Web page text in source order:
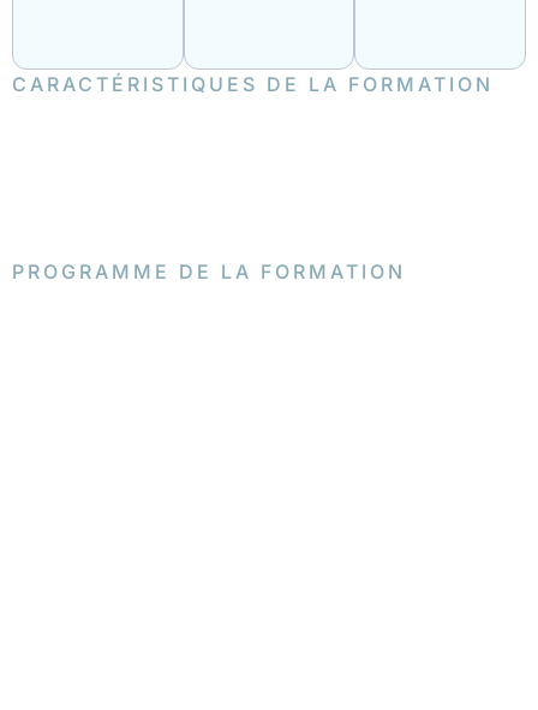
CARACTÉRISTIQUES DE LA FORMATION
PROGRAMME DE LA FORMATION